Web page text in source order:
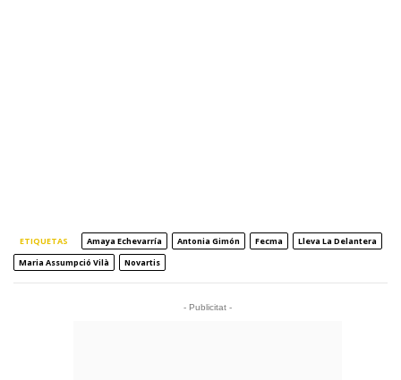
ETIQUETAS Amaya Echevarría Antonia Gimón Fecma
Lleva La Delantera
Maria Assumpció Vilà
Novartis
- Publicitat -